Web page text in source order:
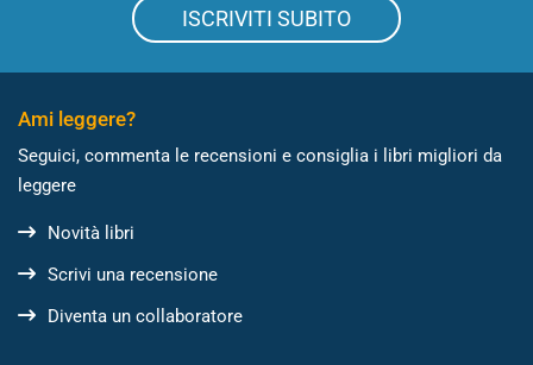
ISCRIVITI SUBITO
Ami leggere?
Seguici, commenta le recensioni e consiglia i libri migliori da
leggere
Novità libri
Scrivi una recensione
Diventa un collaboratore